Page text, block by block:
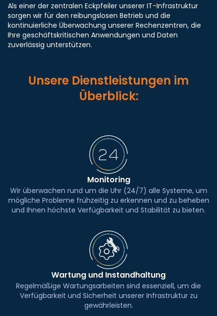
Als einer der zentralen Eckpfeiler unserer IT-Infrastruktur
sorgen wir für den reibungslosen Betrieb und die
kontinuierliche Überwachung unserer Rechenzentren, die
Ihre geschäftskritischen Anwendungen und Daten
zuverlässig unterstützen.
Unsere Dienstleistungen im
Überblick:
Monitoring
Wir überwachen rund um die Uhr (24/7) alle Systeme, um
mögliche Probleme frühzeitig zu erkennen und zu beheben
und Ihnen höchste Verfügbarkeit und Stabilität zu bieten.
Wartung und Instandhaltung
Regelmäßige Wartungsarbeiten sind essenziell, um die
Verfügbarkeit und Sicherheit unserer Infrastruktur zu
gewährleisten.